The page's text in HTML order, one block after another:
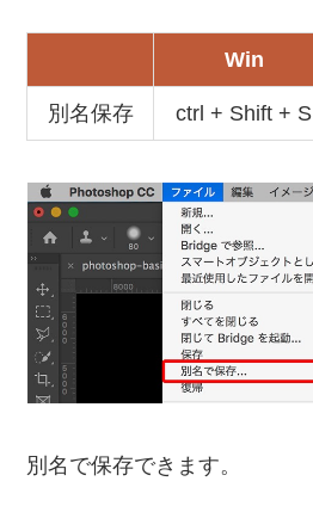
Win
別名保存 ctrl + Shift + S
別名で保存できます。